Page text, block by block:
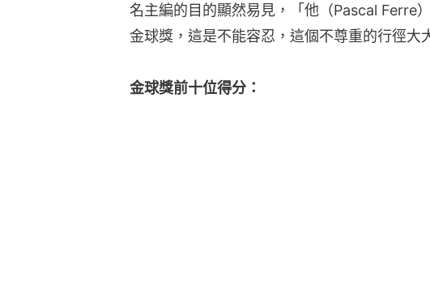
名主編的目的顯然易見，「他（Pascal Ferre
金球獎，這是不能容忍，這個不尊重的行徑大
金球獎前十位得分：